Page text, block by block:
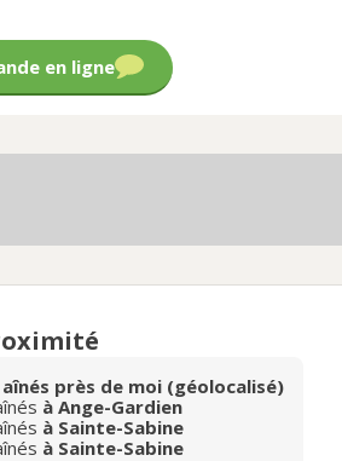
en ligne
près de moi (géolocalisé)
à Ange-Gardien
à Sainte-Sabine
à Sainte-Sabine